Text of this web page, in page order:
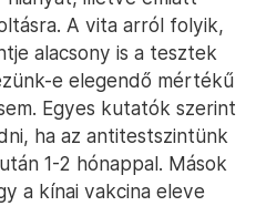
A vita arról folyik,
alacsony is a tesztek
e elegendő mértékű
Egyes kutatók szerint
ha az antitestszintünk
1-2 hónappal. Mások
a kínai vakcina eleve